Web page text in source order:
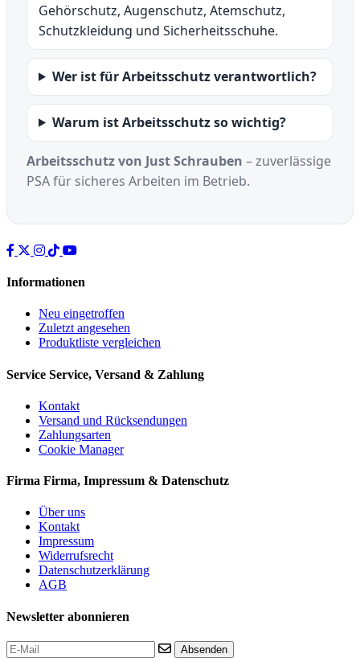
Gehörschutz, Augenschutz, Atemschutz,
Schutzkleidung und Sicherheitsschuhe.
Wer ist für Arbeitsschutz verantwortlich?
Warum ist Arbeitsschutz so wichtig?
Arbeitsschutz von Just Schrauben – zuverlässige
PSA für sicheres Arbeiten im Betrieb.
Informationen
Neu eingetroffen
Zuletzt angesehen
Produktliste vergleichen
Service Service, Versand & Zahlung
Kontakt
Versand und Rücksendungen
Zahlungsarten
Cookie Manager
Firma Firma, Impressum & Datenschutz
Über uns
Kontakt
Impressum
Widerrufsrecht
Datenschutzerklärung
AGB
Newsletter abonnieren
Absenden